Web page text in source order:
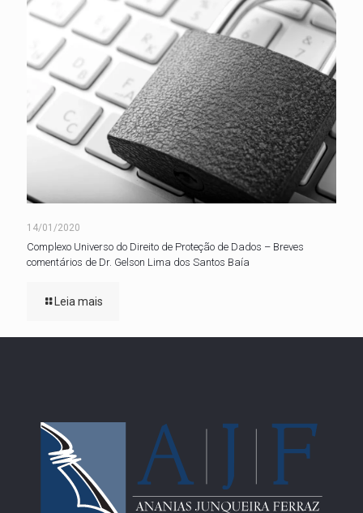
14/01/2020
Complexo Universo do Direito de Proteção de Dados – Breves
comentários de Dr. Gelson Lima dos Santos Baía
Leia mais